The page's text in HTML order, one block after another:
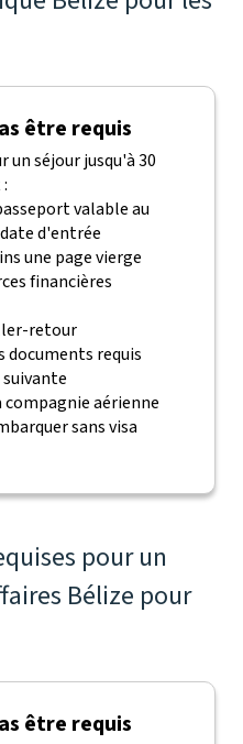
être requis
un séjour jusqu'à 30
valable au
d'entrée
une page vierge
financières
retour
documents requis
compagnie aérienne
sans visa
pour un
Bélize pour
être requis